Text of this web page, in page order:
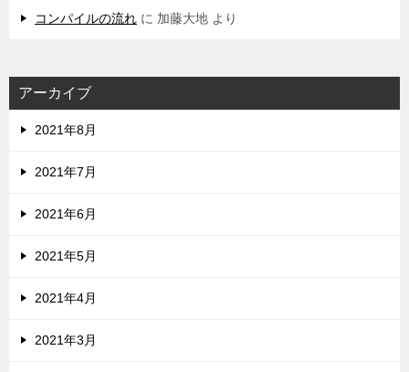
コンパイルの流れ に 加藤大地 より
アーカイブ
2021年8月
2021年7月
2021年6月
2021年5月
2021年4月
2021年3月